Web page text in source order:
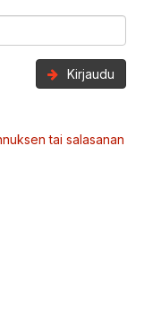
Kirjaudu
tai salasanan